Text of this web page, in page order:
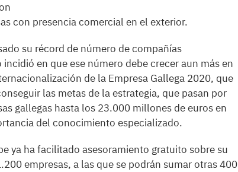
con presencia comercial en el exterior.
su récord de número de compañías
en que ese número debe crecer aun más en
de la Empresa Gallega 2020, que
las metas de la estrategia, que pasan por
gallegas hasta los 23.000 millones de euros en
del conocimiento especializado.
ya ha facilitado asesoramiento gratuito sobre su
empresas, a las que se podrán sumar otras 400